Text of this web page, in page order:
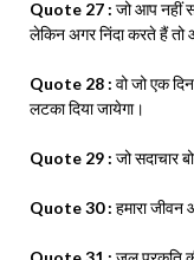
Quote 27 : जो आप नहीं
लेकिन अगर निंदा करते हैं तो
Quote 28 : वो जो एक
लटका दिया जायेगा।
Quote 29 : जो सदाचार
Quote 30 : हमारा जीवन